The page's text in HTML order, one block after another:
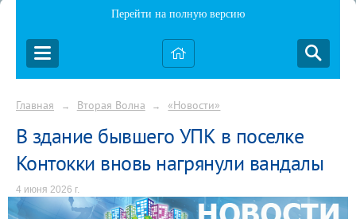
Перейти на полную версию
Главная → Вторая Волна → «Новости»
В здание бывшего УПК в поселке
Контокки вновь нагрянули вандалы
4 июня 2026 г.